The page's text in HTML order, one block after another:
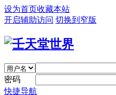
设为首页收藏本站
开启辅助访问 切换到窄版
密码
快捷导航